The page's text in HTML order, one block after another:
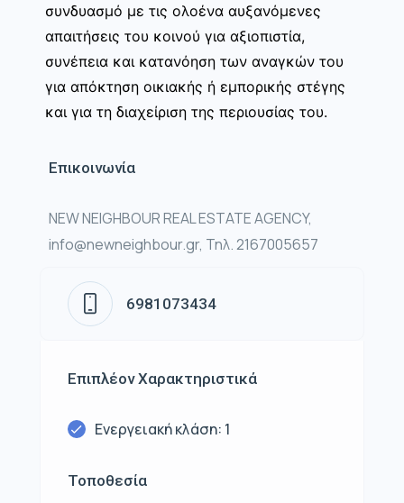
συνδυασμό με τις ολοένα αυξανόμενες
απαιτήσεις του κοινού για αξιοπιστία,
συνέπεια και κατανόηση των αναγκών του
για απόκτηση οικιακής ή εμπορικής στέγης
και για τη διαχείριση της περιουσίας του.
Επικοινωνία
NEW NEIGHBOUR REAL ESTATE AGENCY,
info@newneighbour.gr, Τηλ. 2167005657
6981073434
Επιπλέον Χαρακτηριστικά
Ενεργειακή κλάση: 1
Τοποθεσία